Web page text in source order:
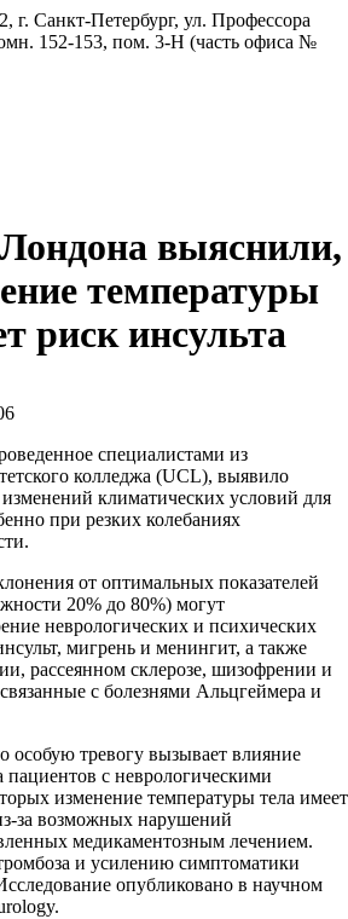
г. Санкт-Петербург, ул. Профессора
152-153, пом. 3-Н (часть офиса №
выяснили,
температуры
риск инсульта
специалистами из
колледжа (UCL), выявило
изменений климатических условий для
при резких колебаниях
от оптимальных показателей
20% до 80%) могут
неврологических и психических
мигрень и менингит, а также
рассеянном склерозе, шизофрении и
с болезнями Альцгеймера и
особую тревогу вызывает влияние
с неврологическими
изменение температуры тела имеет
за возможных нарушений
медикаментозным лечением.
и усилению симптоматики
опубликовано в научном